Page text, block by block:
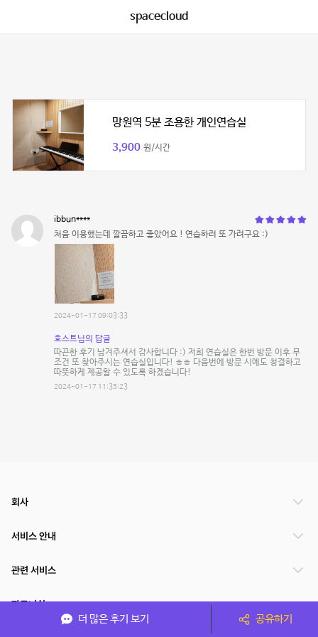
spacecloud
망원역 5분 조용한 개인연습실
3,900 원/시간
ibbun****
처음 이용했는데 깔끔하고 좋았어요 ! 연습하러 또 가려구요 :)
2024-01-17 09:03:33
호스트님의 답글
따끈한 후기 남겨주셔서 감사합니다 :) 저희 연습실은 한번 방문 이후 무
조건 또 찾아주시는 연습실입니다! ㅎㅎ 다음번에 방문 시에도 청결하고
따뜻하게 제공할 수 있도록 하겠습니다!
2024-01-17 11:35:23
더 많은 후기 보기 공유하기
회사
서비스 안내
관련 서비스
파트너쉽